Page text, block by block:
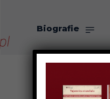
Biografie
O nas